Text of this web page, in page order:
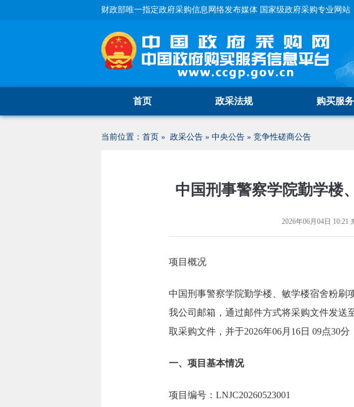
财政部唯一指定政府采购信息网络发布媒体 国家级政府采购专业网站
首页 政采法规 购买服务
当前位置： 首页 » 政采公告 » 中央公告 » 竞争性磋商公告
中国刑事警察学院勤学楼
2026年06月04日 10:21
项目概况
中国刑事警察学院勤学楼、敏学楼宿舍粉刷
我公司邮箱，通过邮件方式将采购文件发送
取采购文件，并于2026年06月16日 09点30
一、项目基本情况
项目编号：LNJC20260523001